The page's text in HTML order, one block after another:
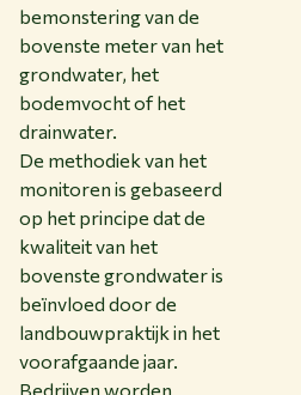
bemonstering van de
bovenste meter van het
grondwater, het
bodemvocht of het
drainwater.
De methodiek van het
monitoren is gebaseerd
op het principe dat de
kwaliteit van het
bovenste grondwater is
beïnvloed door de
landbouwpraktijk in het
voorafgaande jaar.
Bedrijven worden